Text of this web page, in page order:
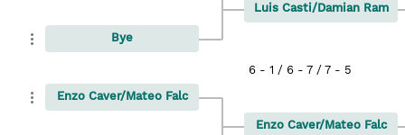
Bye
Enzo Caver/Mateo Falc
Luis Casti/Damian Ram
Enzo Caver/Mateo Falc
6 - 1 / 6 - 7 / 7 - 5